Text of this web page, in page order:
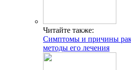
Читайте также:
Симптомы и причины
методы его лечения